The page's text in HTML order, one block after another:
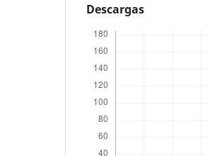
Descargas